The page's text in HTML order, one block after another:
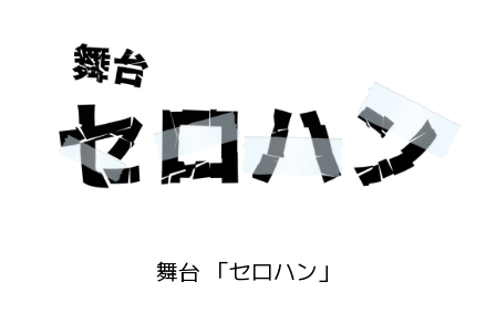
舞台 「セロハン」